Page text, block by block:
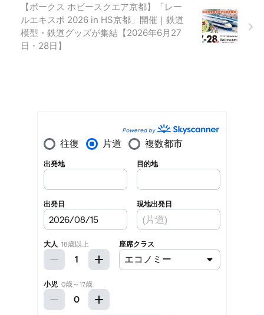
【ボークス ホビースクエア京都】「レー
ルエキスポ 2026 in HS京都」開催｜鉄道
模型・鉄道グッズが集結【2026年6月27
日・28日】